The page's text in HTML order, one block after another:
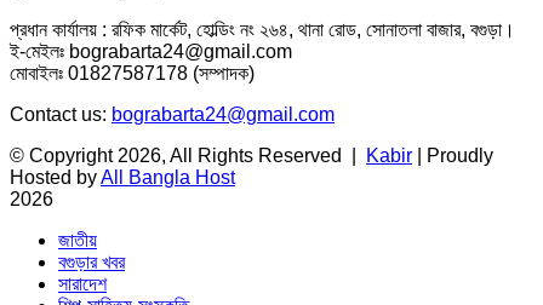
প্রধান কার্যালয় : রফিক মার্কেট, হোল্ডিং নং ২৬৪, থানা রোড, সোনাতলা বাজার, বগুড়া।
ই-মেইলঃ bograbarta24@gmail.com
মোবাইলঃ 01827587178 (সম্পাদক)
Contact us: bograbarta24@gmail.com
© Copyright 2026, All Rights Reserved |
Kabir | Proudly
Hosted byAll Bangla Host
2026
জাতীয়
বগুড়ার খবর
সারাদেশ